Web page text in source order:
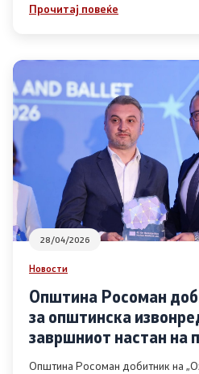
Прочитај повеќе
28/04/2026
Новости
Општина Росоман
за општинска
завршниот настан на
Општините“
Општина Росоман добитник на